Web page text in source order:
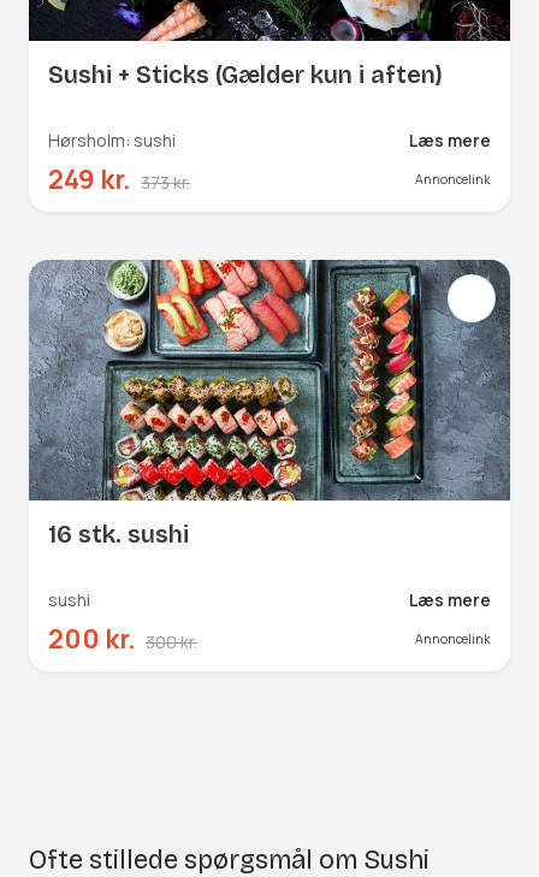
Sushi + Sticks (Gælder kun i aften)
Hørsholm: sushi Læs mere
249 kr. 373 kr. Annoncelink
16 stk. sushi
sushi Læs mere
200 kr. 300 kr. Annoncelink
Ofte stillede spørgsmål om Sushi